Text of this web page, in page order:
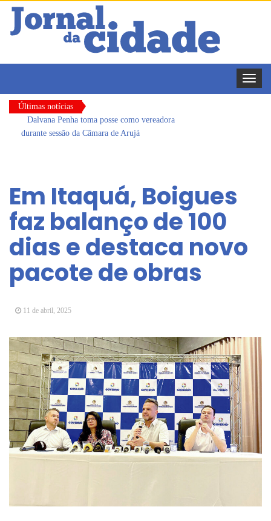
Toggle
Últimas notícias
Dalvana Penha toma posse como vereadora
durante sessão da Câmara de Arujá
Arujá promove 2º encontro da Jornada de
Conhecimento em Bem-Estar Animal no Parque
dos Ipês
Com estratégias reforçadas de multivacinação,
Arujá não registra casos de sarampo há 6 anos
Vereadores Mirins iniciam jornada no Legislativo
mercado de trabalho
Em Itaquá, Boigues
faz balanço de 100
dias e destaca novo
pacote de obras
11 de abril, 2025